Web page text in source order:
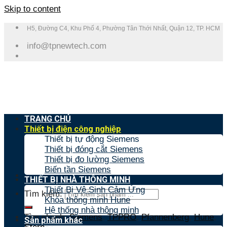
Skip to content
H5, Đường C4, Khu Phố 4, Phường Tân Thới Nhất, Quận 12, TP. HCM
info@tpnewtech.com
Tìm kiếm:
Tìm nhanh:Siemens,TPPRO,Pfannenberg,Hune,
TRANG CHỦ
Thiết bị điện công nghiệp
Thiết bị tự động Siemens
Thiết bị đóng cắt Siemens
Thiết bị đo lường Siemens
Biến tần Siemens
THIẾT BỊ NHÀ THÔNG MINH
Thiết Bị Vệ Sinh Cảm Ứng
Khóa thông minh Hune
Hệ thống nhà thông minh
Sản phẩm khác